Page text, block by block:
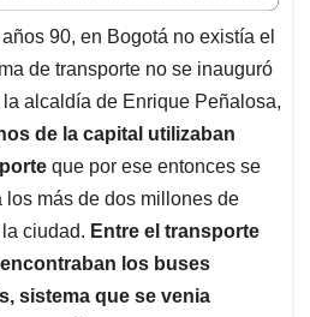
e
a
d
s
90, en Bogotá no existía el
de transporte no se inauguró
alcaldía de Enrique Peñalosa,
de la capital utilizaban
que por ese entonces se
más de dos millones de
ciudad. Entre el transporte
los buses
sistema que se venia